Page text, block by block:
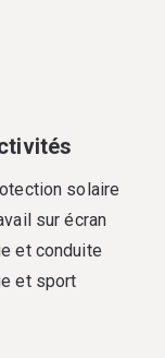
solaire
sur écran
et conduite
et sport